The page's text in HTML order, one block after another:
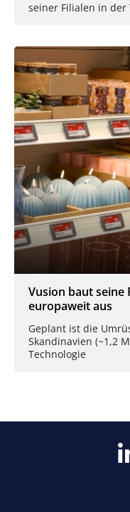
seiner Filialen in
Vusion baut seine
europaweit aus
Geplant ist die
Skandinavien (~1,2
Technologie